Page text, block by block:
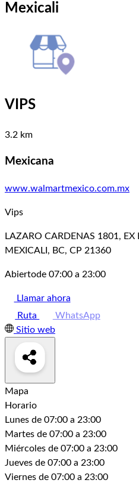
Mexicali
VIPS
3.2 km
Mexicana
www.walmartmexico.com.mx
Vips
LAZARO CARDENAS 1801,
MEXICALI, BC, CP 21360
Abiertode 07:00 a 23:00
Llamar ahora
Ruta
WhatsApp
Sitio web
Mapa
Horario
Lunes de 07:00 a 23:00
Martes de 07:00 a 23:00
Miércoles de 07:00 a 23:00
Jueves de 07:00 a 23:00
Viernes de 07:00 a 23:00